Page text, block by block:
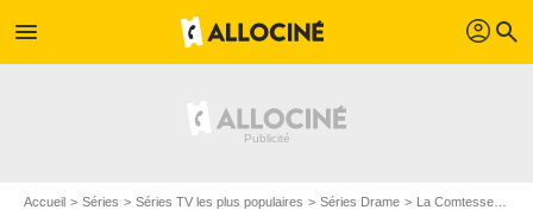
menu profil search
Accueil Séries Séries TV les plus populaires Séries Drame La Comtesse de Monte-Cristo